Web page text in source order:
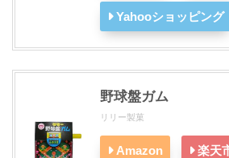
Yahooショッピング
野球盤ガム
リリー製菓
Amazon 楽天